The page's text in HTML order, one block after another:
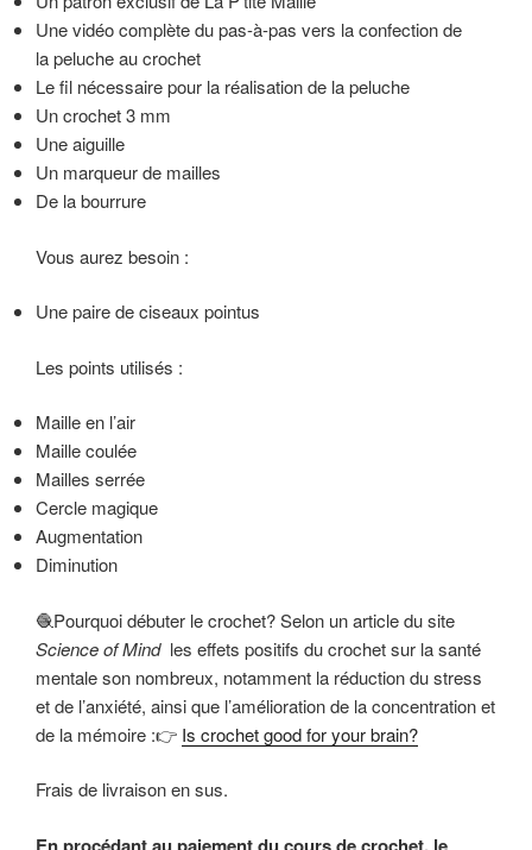
Une vidéo complète du pas-à-pas vers la confection de
la peluche au crochet
Le fil nécessaire pour la réalisation de la peluche
Un crochet 3 mm
Une aiguille
Un marqueur de mailles
De la bourrure
Vous aurez besoin :
Une paire de ciseaux pointus
Les points utilisés :
Maille en l’air
Maille coulée
Mailles serrée
Cercle magique
Augmentation
Diminution
🧶Pourquoi débuter le crochet? Selon unarticle du site
Science of Mindles effets positifs du crochet sur la santé
mentale son nombreux, notamment la réduction du stress
et de l’anxiété, ainsi que l’amélioration de la concentration et
de la mémoire :👉 Is crochet good for your brain?
Frais de livraison en sus.
En procédant au paiement du cours de crochet, le